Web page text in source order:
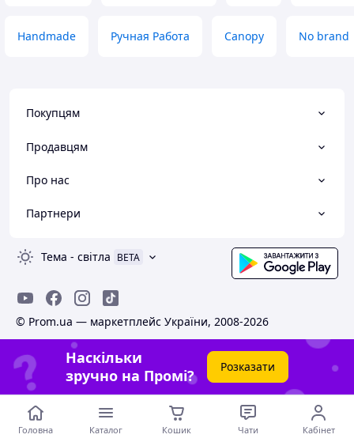
Handmade Ручная Работа Canopy No brand
Покупцям
Продавцям
Про нас
Партнери
Тема - світла BETA
© Prom.ua — маркетплейс України, 2008-2026
Наскільки
зручно на Промі?
Розказати
Головна Каталог Кошик Чати Кабінет